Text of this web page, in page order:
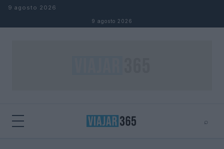
Saltar al contenido
9 agosto 2026
9 agosto 2026
⌕